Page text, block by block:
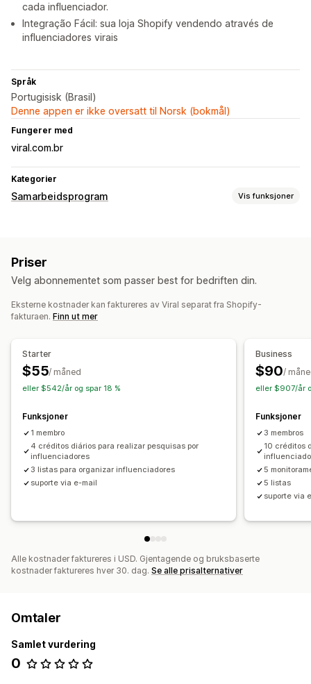
cada influenciador.
Integração Fácil: sua loja Shopify vendendo através de
influenciadores virais
Språk
Portugisisk (Brasil)
Denne appen er ikke oversatt til Norsk (bokmål)
Fungerer med
viral.com.br
Kategorier
Samarbeidsprogram Vis funksjoner
Priser
Velg abonnementet som passer best for bedriften din.
Eksterne kostnader kan faktureres av Viral separat fra Shopify-
fakturaen. Finn ut mer
Starter
$55/ måned
eller $542/år og spar 18 %
Funksjoner
1 membro
4 créditos diários para realizar pesquisas por
influenciadores
3 listas para organizar influenciadores
suporte via e-mail
Business
$90/
eller $907/år
Funksjoner
3 membros
10 créditos
5
5 listas
suporte via
Alle kostnader faktureres i USD. Gjentagende og bruksbaserte
kostnader faktureres hver 30. dag. Se alle prisalternativer
Omtaler
Samlet vurdering
0